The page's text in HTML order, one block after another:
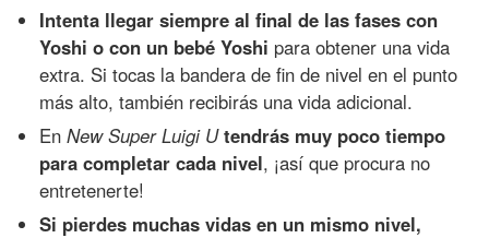
Intenta llegar siempre al final de las fases con
Yoshi o con un bebé Yoshi para obtener una vida
extra. Si tocas la bandera de fin de nivel en el punto
más alto, también recibirás una vida adicional.
EnNew Super Luigi U tendrás muy poco tiempo
para completar cada nivel, ¡así que procura no
entretenerte!
Si pierdes muchas vidas en un mismo nivel,